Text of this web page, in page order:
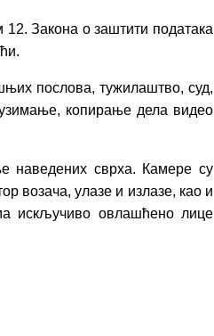
Закона о заштити података
послова, тужилаштво, суд,
копирање дела видео
наведених сврха. Камере су
возача, улазе и излазе, као и
искључиво овлашћено лице